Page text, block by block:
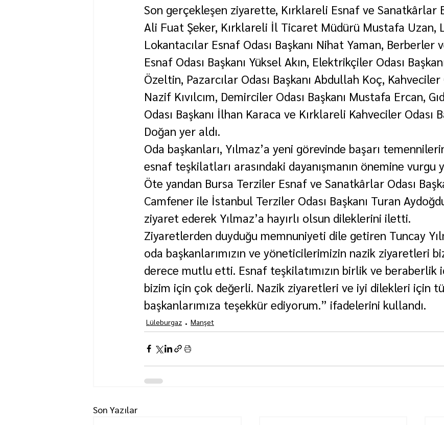
Son gerçekleşen ziyarette, Kırklareli Esnaf ve Sanatkârlar
Ali Fuat Şeker, Kırklareli İl Ticaret Müdürü Mustafa Uzan,
Lokantacılar Esnaf Odası Başkanı Nihat Yaman, Berberler
Esnaf Odası Başkanı Yüksel Akın, Elektrikçiler Odası
Özeltin, Pazarcılar Odası Başkanı Abdullah Koç, Kahveciler
Nazif Kıvılcım, Demirciler Odası Başkanı Mustafa Ercan,
Odası Başkanı İlhan Karaca ve Kırklareli Kahveciler Odası
Doğan yer aldı.
Oda başkanları, Yılmaz’a yeni görevinde başarı
esnaf teşkilatları arasındaki dayanışmanın önemine vurgu
Öte yandan Bursa Terziler Esnaf ve Sanatkârlar Odası
Camfener ile İstanbul Terziler Odası Başkanı Turan
ziyaret ederek Yılmaz’a hayırlı olsun dileklerini iletti.
Ziyaretlerden duyduğu memnuniyeti dile getiren Tuncay
oda başkanlarımızın ve yöneticilerimizin nazik ziyaretleri
derece mutlu etti. Esnaf teşkilatımızın birlik ve beraberlik
bizim için çok değerli. Nazik ziyaretleri ve iyi dilekleri için
başkanlarımıza teşekkür ediyorum.” ifadelerini kullandı.
Lüleburgaz Manşet
Son Yazılar